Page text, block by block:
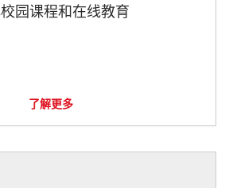
园课程和在线教育
了解更多